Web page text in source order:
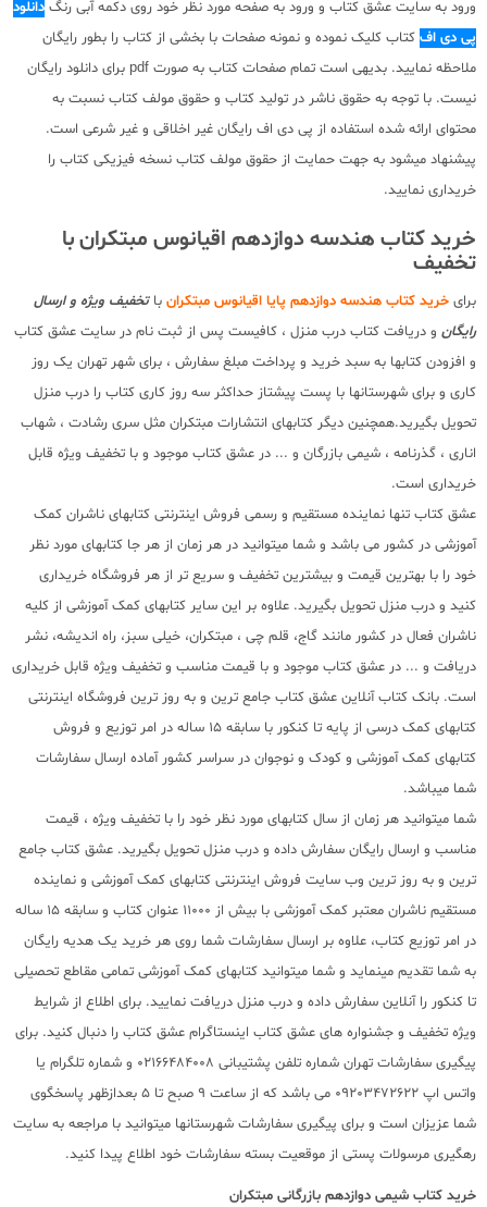
ورود به سایت عشق کتاب و ورود به صفحه مورد نظر خود روی دکمه آبی رنگ دانلود
پی دی اف کتاب کلیک نموده و نمونه صفحات با بخشی از کتاب را بطور رایگان
ملاحظه نمایید. بدیهی است تمام صفحات کتاب به صورت pdf برای دانلود رایگان
نیست. با توجه به حقوق ناشر در تولید کتاب و حقوق مولف کتاب نسبت به
محتوای ارائه شده استفاده از پی دی اف رایگان غیر اخلاقی و غیر شرعی است.
پیشنهاد میشود به جهت حمایت از حقوق مولف کتاب نسخه فیزیکی کتاب را
خریداری نمایید.
خرید کتاب هندسه دوازدهم اقیانوس مبتکران با
تخفیف
برای خرید کتاب هندسه دوازدهم پایا اقیانوس مبتکران با تخفیف ویژه و ارسال
رایگان و دریافت کتاب درب منزل ، کافیست پس از ثبت نام در سایت عشق کتاب
و افزودن کتابها به سبد خرید و پرداخت مبلغ سفارش ، برای شهر تهران یک روز
کاری و برای شهرستانها با پست پیشتاز حداکثر سه روز کاری کتاب را درب منزل
تحویل بگیرید.همچنین دیگر کتابهای انتشارات مبتکران مثل سری رشادت ، شهاب
اناری ، گذرنامه ، شیمی بازرگان و ... در عشق کتاب موجود و با تخفیف ویژه قابل
خریداری است.
عشق کتاب تنها نماینده مستقیم و رسمی فروش اینترنتی کتابهای ناشران کمک
آموزشی در کشور می باشد و شما میتوانید در هر زمان از هر جا کتابهای مورد نظر
خود را با بهترین قیمت و بیشترین تخفیف و سریع تر از هر فروشگاه خریداری
کنید و درب منزل تحویل بگیرید. علاوه بر این سایر کتابهای کمک آموزشی از کلیه
ناشران فعال در کشور مانند گاج، قلم چی ، مبتکران، خیلی سبز، راه اندیشه، نشر
دریافت و ... در عشق کتاب موجود و با قیمت مناسب و تخفیف ویژه قابل خریداری
است. بانک کتاب آنلاین عشق کتاب جامع ترین و به روز ترین فروشگاه اینترنتی
کتابهای کمک درسی از پایه تا کنکور با سابقه 15 ساله در امر توزیع و فروش
کتابهای کمک آموزشی و کودک و نوجوان در سراسر کشور آماده ارسال سفارشات
شما میباشد.
شما میتوانید هر زمان از سال کتابهای مورد نظر خود را با تخفیف ویژه ، قیمت
مناسب و ارسال رایگان سفارش داده و درب منزل تحویل بگیرید. عشق کتاب جامع
ترین و به روز ترین وب سایت فروش اینترنتی کتابهای کمک آموزشی و نماینده
مستقیم ناشران معتبر کمک آموزشی با بیش از 11000 عنوان کتاب و سابقه 15 ساله
در امر توزیع کتاب، علاوه بر ارسال سفارشات شما روی هر خرید یک هدیه رایگان
به شما تقدیم مینماید و شما میتوانید کتابهای کمک آموزشی تمامی مقاطع تحصیلی
تا کنکور را آنلاین سفارش داده و درب منزل دریافت نمایید. برای اطلاع از شرایط
ویژه تخفیف و جشنواره های عشق کتاب اینستاگرام عشق کتاب را دنبال کنید. برای
پیگیری سفارشات تهران شماره تلفن پشتیبانی 02166484008 و شماره تلگرام یا
واتس اپ 09203472622 می باشد که از ساعت 9 صبح تا 5 بعدازظهر پاسخگوی
شما عزیزان است و برای پیگیری سفارشات شهرستانها میتوانید با مراجعه به سایت
رهگیری مرسولات پستی از موقعیت بسته سفارشات خود اطلاع پیدا کنید.
خرید کتاب شیمی دوازدهم بازرگانی مبتکران